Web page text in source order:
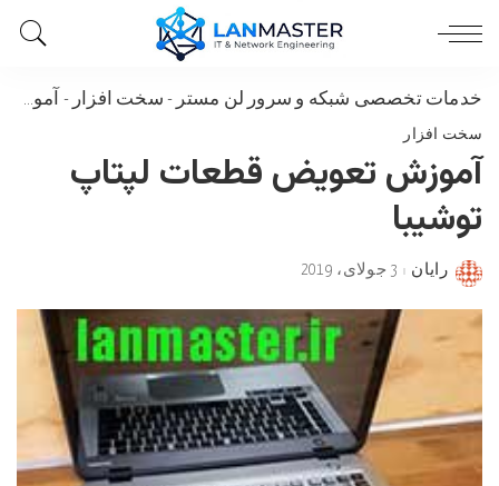
خدمات تخصصی شبکه و سرور لن مستر - سخت افزار - آموزش تعویض قطعات لپتاپ توشیبا
سخت افزار
آموزش تعویض قطعات لپتاپ
توشیبا
Posted
رایان 3 جولای، 2019